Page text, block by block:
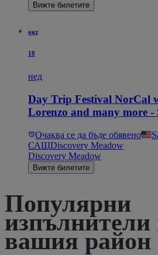
Вижте билетите
окт
18
нед
Day Trip Festival NorCal
Lorenzo and many more -
Очаква се да бъде обявено
САЩDiscovery Meadow
Discovery Meadow
Вижте билетите
Популярни
изпълнители
вашия район